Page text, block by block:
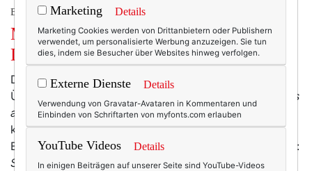
BEAUTY & FASHION
Mode am Mittwoch: Schöner baden.
Die Günstig-Variante.
Die Welt ist voller Klamotten. Die Interwelt auch.
Überall schreien sie:
Hallo! Hier, hier sind wir! Guck uns
an. Nimm uns mit. Kauf uns. Nein, es herrscht wahrlich
kein Mangel an Anziehzeugs. Eine Ausnahme:
Badesachen – für die Dame mit „etwas mehr“. Ergänze:
SchöneBadesachen. Keine Oma-Panzer, wie man sie
Marketing Details
Marketing Cookies werden von Drittanbietern oder Publishern
verwendet, um personalisierte Werbung anzuzeigen. Sie tun
dies, indem sie Besucher über Websites hinweg verfolgen.
Externe Dienste Details
Verwendung von Gravatar-Avataren in Kommentaren und
Einbinden von Schriftarten von myfonts.com erlauben
YouTube Videos Details
In einigen Beiträgen auf unserer Seite sind YouTube-Videos